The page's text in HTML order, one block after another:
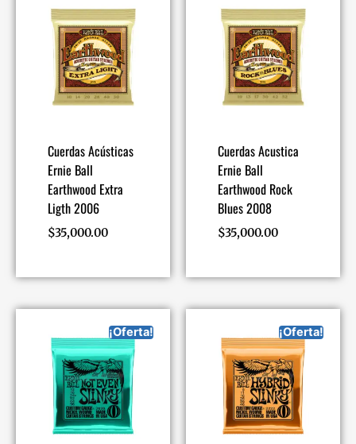
Cuerdas Acústicas
Ernie Ball
Earthwood Extra
Ligth 2006
$35,000.00
Cuerdas Acustica
Ernie Ball
Earthwood Rock
Blues 2008
$35,000.00
¡Oferta! ¡Oferta!